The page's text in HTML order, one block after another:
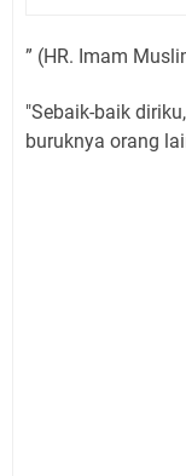
” (HR. Imam
"Sebaik-baik
buruknya orang